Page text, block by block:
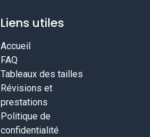
Liens utiles
Accueil
FAQ
Tableaux des tailles
Révisions et
prestations
Politique de
confidentialité